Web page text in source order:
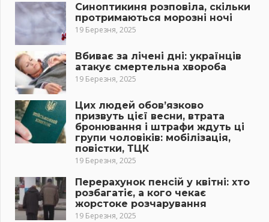
Синоптикиня розповіла, скільки
протримаються морозні ночі
19 Березня, 2025
Вбиває за лічені дні: українців
атакує смертельна хвороба
19 Березня, 2025
Цих людей обов’язково
призвуть цієї весни, втрата
бронювання і штрафи ждуть ці
групи чоловіків: мобілізація,
повістки, ТЦК
19 Березня, 2025
Перерахунок пенсій у квітні: хто
розбагатіє, а кого чекає
жорстоке розчарування
19 Березня, 2025